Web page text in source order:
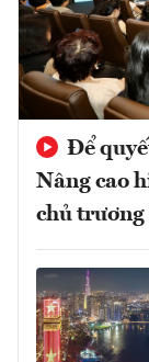
Để
Nâng cao
chủ